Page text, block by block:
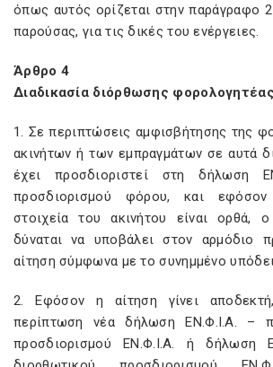
όπως αυτός ορίζεται στην παράγραφο
παρούσας, για τις δικές του ενέργειες.
Άρθρο 4
Διαδικασία διόρθωσης
1. Σε περιπτώσεις αμφισβήτησης της
ακινήτων ή των εμπραγμάτων σε αυτά
έχει προσδιοριστεί στη δήλωση
προσδιορισμού φόρου, και εφόσον
στοιχεία του ακινήτου είναι ορθά,
δύναται να υποβάλει στον αρμόδιο
αίτηση σύμφωνα με το συνημμένο
2. Εφόσον η αίτηση γίνει
περίπτωση νέα δήλωση ΕΝ.Φ.Ι.Α. –
προσδιορισμού ΕΝ.Φ.Ι.Α. ή δήλωση